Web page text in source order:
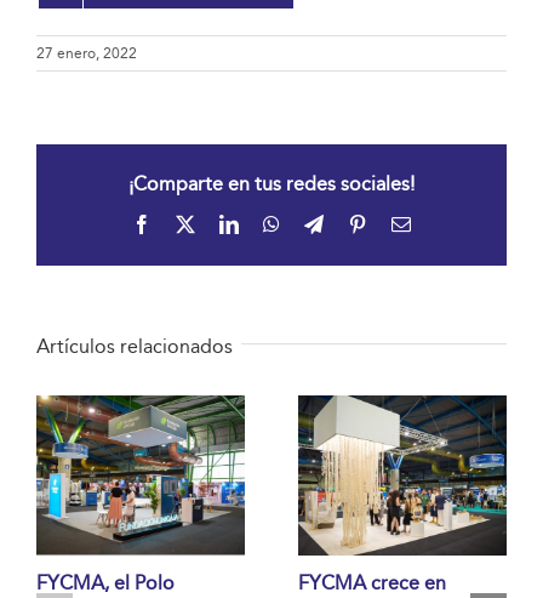
27 enero, 2022
¡Comparte en tus redes sociales!
Facebook LinkedInWhatsApp
TelegramPinterestCorreo
Artículos relacionados
FYCMA, el Polo
FYCMA crece en